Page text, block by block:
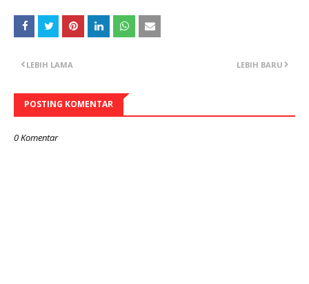
LEBIH BARU
LEBIH LAMA
POSTING KOMENTAR
0 Komentar